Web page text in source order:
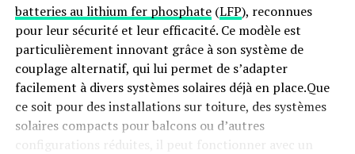
batteries au lithium fer phosphate(LFP), reconnues
pour leur sécurité et leur efficacité. Ce modèle est
particulièrement innovant grâce à son système de
couplage alternatif, qui lui permet de s’adapter
facilement à divers systèmes solaires déjà en place.Que
ce soit pour des installations sur toiture, des systèmes
solaires compacts pour balcons ou d’autres
configurations réduites, il peut fonctionner avec un